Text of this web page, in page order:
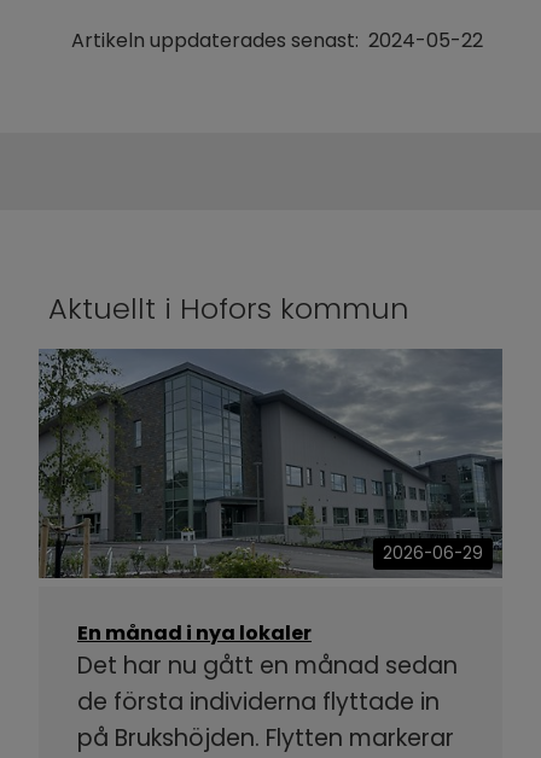
Artikeln uppdaterades senast: 2024-05-22
Aktuellt i Hofors kommun
2026-06-29
En månad i nya lokaler
Det har nu gått en månad sedan
de första individerna flyttade in
på Brukshöjden. Flytten markerar